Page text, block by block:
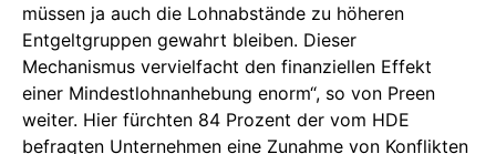
müssen ja auch die Lohnabstände zu höheren
Entgeltgruppen gewahrt bleiben. Dieser
Mechanismus vervielfacht den finanziellen Effekt
einer Mindestlohnanhebung enorm“, so von Preen
weiter. Hier fürchten 84 Prozent der vom HDE
befragten Unternehmen eine Zunahme von Konflikten